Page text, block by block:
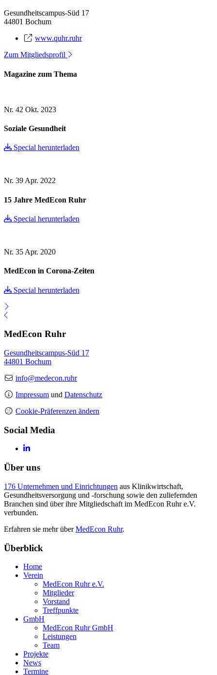
Gesundheitscampus-Süd 17
44801 Bochum
www.quhr.ruhr
Zum Mitgliedsprofil
Magazine zum Thema
Nr. 42 Okt. 2023
Soziale Gesundheit
Special herunterladen
Nr. 39Apr. 2022
15 Jahre MedEcon Ruhr
Special herunterladen
Nr. 35 Apr. 2020
MedEcon in Corona-Zeiten
Special herunterladen
MedEcon Ruhr
Gesundheitscampus-Süd 17
44801 Bochum
info@medecon.ruhr
Impressum und Datenschutz
Cookie-Präferenzen ändern
Social Media
Über uns
176 Unternehmen und Einrichtungen aus Klinikwirtschaft,
Gesundheitsversorgung und -forschung sowie den zuliefernden
Branchen sind über ihre Mitgliedschaft im MedEcon Ruhr e.V.
verbunden.
Erfahren sie mehr überMedEcon Ruhr.
Überblick
Home
Verein
MedEcon Ruhr e.V.
Mitglieder
Vorstand
Treffpunkte
GmbH
MedEcon Ruhr GmbH
Leistungen
Team
Projekte
News
Termine